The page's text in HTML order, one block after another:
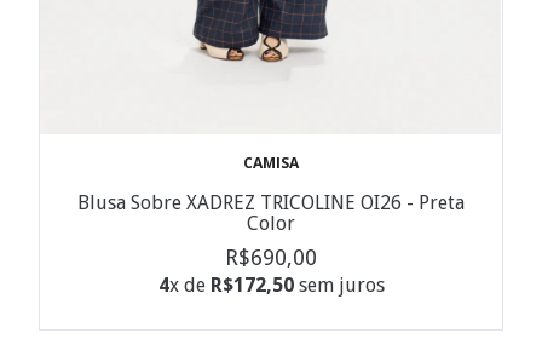
CAMISA
Blusa Sobre XADREZ TRICOLINE OI26 - Preta
Color
R$690,00
4x de R$172,50sem juros